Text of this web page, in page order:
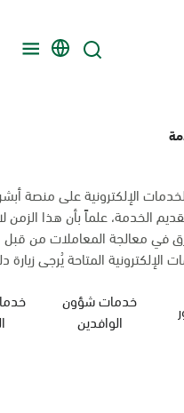
الإلكترونية على منصة
الخدمة، علماً بأن هذا
في معالجة المعاملات من
المتاحة يُرجى زيارة
خدمات شؤون
الوافدين